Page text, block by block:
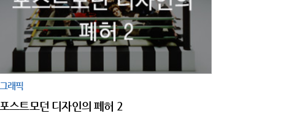
그래픽
포스트모던 디자인의 폐허 2